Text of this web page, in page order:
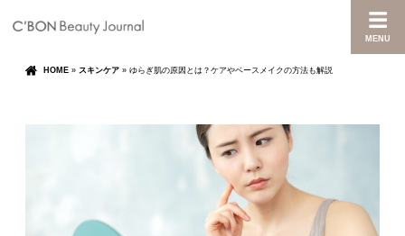
MENU
HOME » スキンケア » ゆらぎ肌の原因とは？ケアやベースメイクの方法も解説